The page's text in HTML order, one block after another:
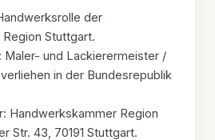
der
Stuttgart.
Maler- und Lackierermeister /
in der Bundesrepublik
Handwerkskammer Region
Str. 43, 70191 Stuttgart.